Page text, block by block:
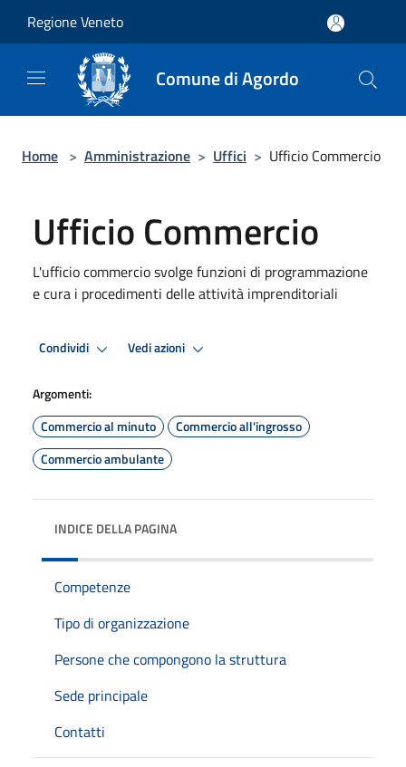
Regione Veneto
Comune di Agordo
Home > Amministrazione > Uffici > Ufficio Commercio
Ufficio Commercio
L'ufficio commercio svolge funzioni di programmazione
e cura i procedimenti delle attività imprenditoriali
Condividi Vedi azioni
Argomenti:
Commercio al minuto
Commercio all'ingrosso
Commercio ambulante
INDICE DELLA PAGINA
Competenze
Tipo di organizzazione
Persone che compongono la struttura
Sede principale
Contatti